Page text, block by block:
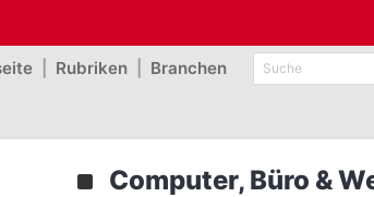
Rubriken Branchen
Computer, Büro &